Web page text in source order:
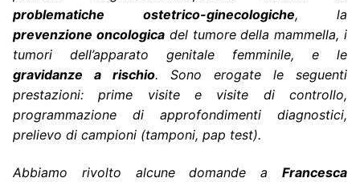
problematiche ostetrico-ginecologiche, la
prevenzione oncologicadel tumore della mammella, i
tumori dell’apparato genitale femminile, e le
gravidanze a rischio. Sono erogate le seguenti
prestazioni: prime visite e visite di controllo,
programmazione di approfondimenti diagnostici,
prelievo di campioni (tamponi, pap test).
Abbiamo rivolto alcune domande a Francesca